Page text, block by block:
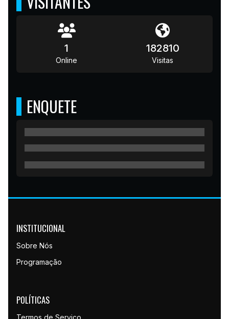
1
Online
182810
Visitas
ENQUETE
INSTITUCIONAL
Sobre Nós
Programação
POLÍTICAS
Termos de Serviço